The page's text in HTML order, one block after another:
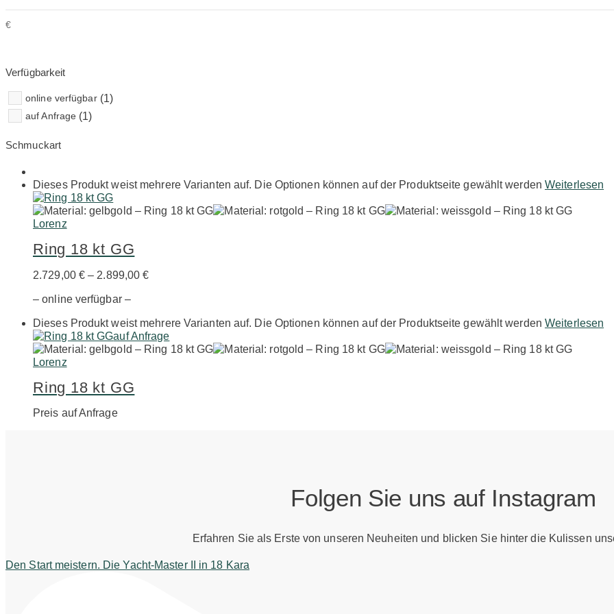
€
Verfügbarkeit
online verfügbar(1)
auf Anfrage (1)
Schmuckart
Dieses Produkt weist mehrere Varianten auf. Die Optionen können auf der Produktseite gewählt werden Weiterlesen
Lorenz
Ring 18 kt GG
2.729,00 € – 2.899,00€
– online verfügbar –
Dieses Produkt weist mehrere Varianten auf. Die Optionen können auf der Produktseite gewählt werden Weiterlesen
auf Anfrage
Lorenz
Ring 18 kt GG
Preis auf Anfrage
Folgen Sie uns auf Instagram
Erfahren Sie als Erste von unseren Neuheiten und blicken Sie hinter die Kulissen
Den Start meistern. Die Yacht-Master II in 18 Kara